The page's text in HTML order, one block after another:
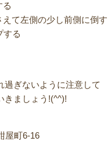
る
て左側の少し前側に倒す
する
過ぎないように注意して
きましょう!(^^)!
町6-16